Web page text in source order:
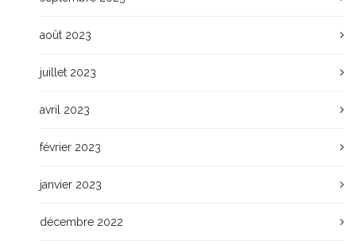
août 2023
juillet 2023
avril 2023
février 2023
janvier 2023
décembre 2022